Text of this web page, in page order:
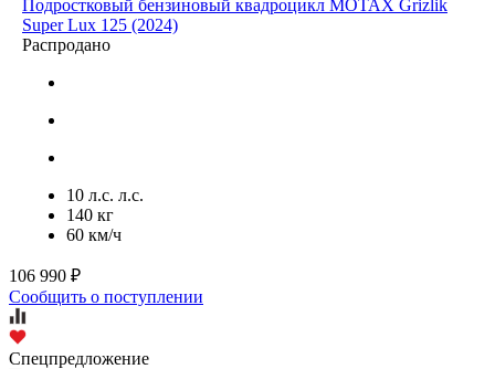
Подростковый бензиновый квадроцикл MOTAX Grizlik
Super Lux 125 (2024)
Распродано
10 л.с. л.с.
140 кг
60 км/ч
106 990 ₽
Сообщить о поступлении
Спецпредложение